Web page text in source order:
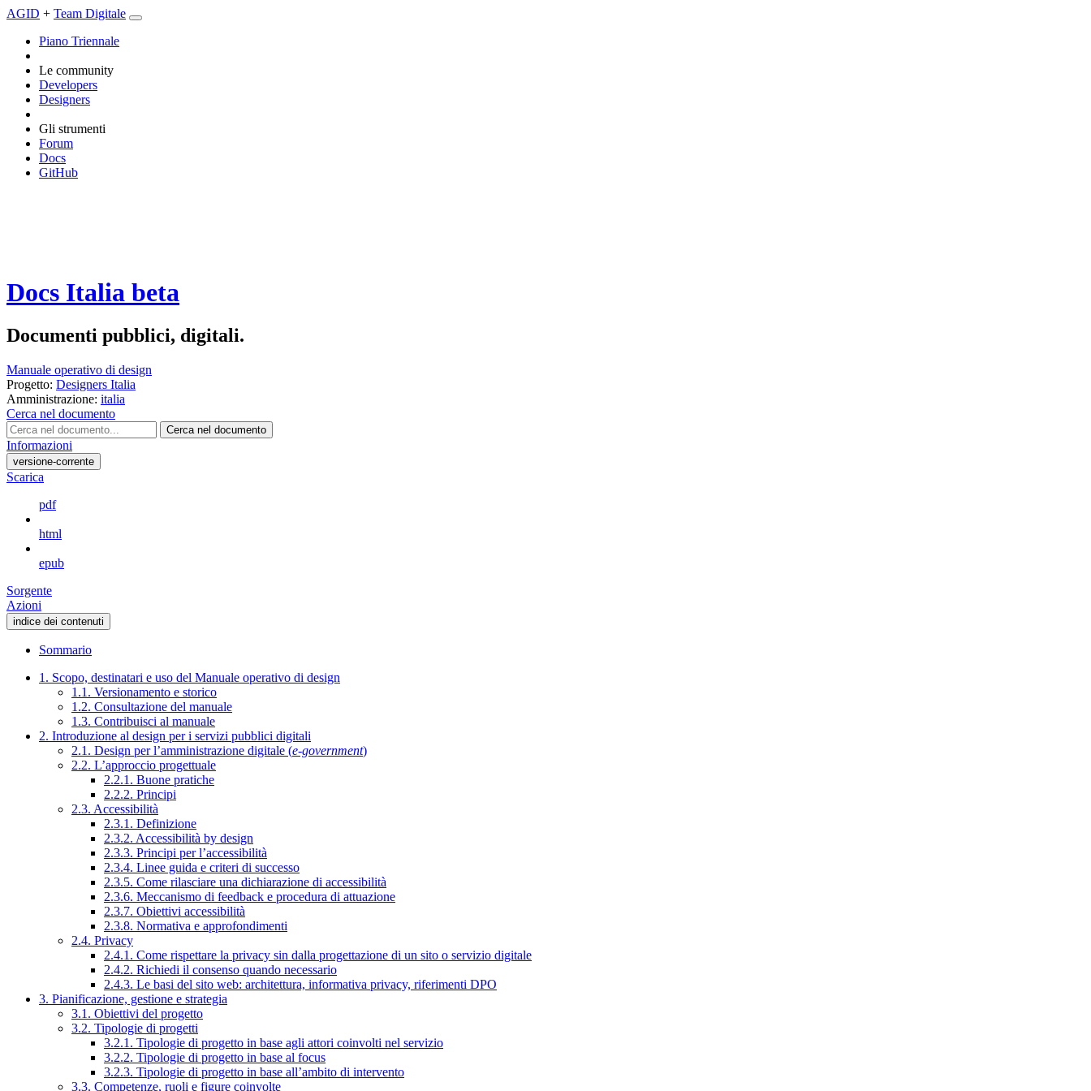
AGID + Team Digitale
Piano Triennale
Le community
Developers
Designers
Gli strumenti
Forum
Docs
GitHub
Docs Italia beta
Documenti pubblici, digitali.
Manuale operativo di design
Progetto: Designers Italia
Amministrazione: italia
Cerca nel documento
Cerca nel documento
Informazioni
versione-corrente
Scarica
pdf
html
epub
Sorgente
Azioni
indice dei contenuti
Sommario
1. Scopo, destinatari e uso del Manuale operativo di design
1.1. Versionamento e storico
1.2. Consultazione del manuale
1.3. Contribuisci al manuale
2. Introduzione al design per i servizi pubblici digitali
2.1. Design per l’amministrazione digitale (e-government)
2.2. L’approccio progettuale
2.2.1. Buone pratiche
2.2.2. Principi
2.3. Accessibilità
2.3.1. Definizione
2.3.2. Accessibilità by design
2.3.3. Principi per l’accessibilità
2.3.4. Linee guida e criteri di successo
2.3.5. Come rilasciare una dichiarazione di accessibilità
2.3.6. Meccanismo di feedback e procedura di attuazione
2.3.7. Obiettivi accessibilità
2.3.8. Normativa e approfondimenti
2.4. Privacy
2.4.1. Come rispettare la privacy sin dalla progettazione di un sito o servizio digitale
2.4.2. Richiedi il consenso quando necessario
2.4.3. Le basi del sito web: architettura, informativa privacy, riferimenti DPO
3. Pianificazione, gestione e strategia
3.1. Obiettivi del progetto
3.2. Tipologie di progetti
3.2.1. Tipologie di progetto in base agli attori coinvolti nel servizio
3.2.2. Tipologie di progetto in base al focus
3.2.3. Tipologie di progetto in base all’ambito di intervento
3.3. Competenze, ruoli e figure coinvolte